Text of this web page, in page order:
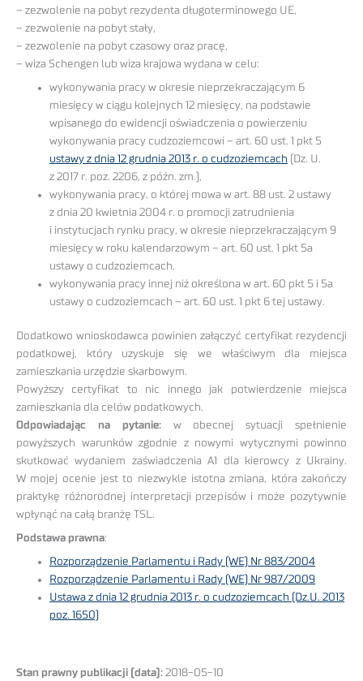
– zezwolenie na pobyt rezydenta długoterminowego UE,
– zezwolenie na pobyt stały,
– zezwolenie na pobyt czasowy oraz pracę,
– wiza Schengen lub wiza krajowa wydana w celu:
wykonywania pracy w okresie nieprzekraczającym 6
miesięcy w ciągu kolejnych 12 miesięcy, na podstawie
wpisanego do ewidencji oświadczenia o powierzeniu
wykonywania pracy cudzoziemcowi – art. 60 ust. 1 pkt 5
ustawy z dnia 12 grudnia 2013 r. o cudzoziemcach (Dz. U.
z 2017 r. poz. 2206, z późn. zm.),
wykonywania pracy, o której mowa w art. 88 ust. 2 ustawy
z dnia 20 kwietnia 2004 r. o promocji zatrudnienia
i instytucjach rynku pracy, w okresie nieprzekraczającym 9
miesięcy w roku kalendarzowym – art. 60 ust. 1 pkt 5a
ustawy o cudzoziemcach,
wykonywania pracy innej niż określona w art. 60 pkt 5 i 5a
ustawy o cudzoziemcach – art. 60 ust. 1 pkt 6 tej ustawy.
Dodatkowo wnioskodawca powinien załączyć certyfikat rezydencji
podatkowej, który uzyskuje się we właściwym dla miejsca
zamieszkania urzędzie skarbowym.
Powyższy certyfikat to nic innego jak potwierdzenie miejsca
zamieszkania dla celów podatkowych.
Odpowiadając na pytanie:w obecnej sytuacji spełnienie
powyższych warunków zgodnie z nowymi wytycznymi powinno
skutkować wydaniem zaświadczenia A1 dla kierowcy z Ukrainy.
W mojej ocenie jest to niezwykle istotna zmiana, która zakończy
praktykę różnorodnej interpretacji przepisów i może pozytywnie
wpłynąć na całą branżę TSL.
Podstawa prawna:
Rozporządzenie Parlamentu i Rady (WE) Nr 883/2004
Rozporządzenie Parlamentu i Rady (WE) Nr 987/2009
Ustawa z dnia 12 grudnia 2013 r. o cudzoziemcach (Dz.U. 2013
poz. 1650)
Stan prawny publikacji (data): 2018-05-10